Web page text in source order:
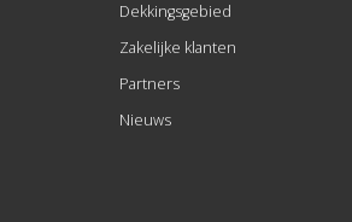
Dekkingsgebied
Zakelijke klanten
Partners
Nieuws